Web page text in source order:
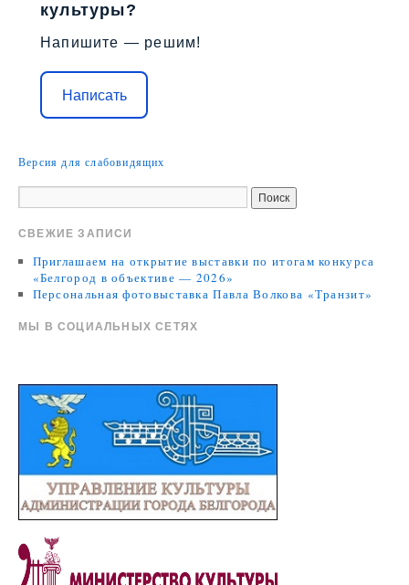
культуры?
Напишите — решим!
Написать
Версия для слабовидящих
СВЕЖИЕ ЗАПИСИ
Приглашаем на открытие выставки по итогам конкурса
«Белгород в объективе — 2026»
Персональная фотовыставка Павла Волкова «Транзит»
МЫ В СОЦИАЛЬНЫХ СЕТЯХ